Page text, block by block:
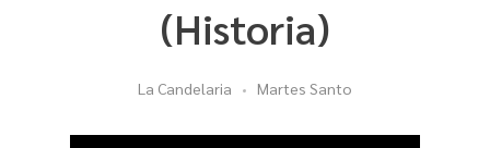
(Historia)
La Candelaria Martes Santo